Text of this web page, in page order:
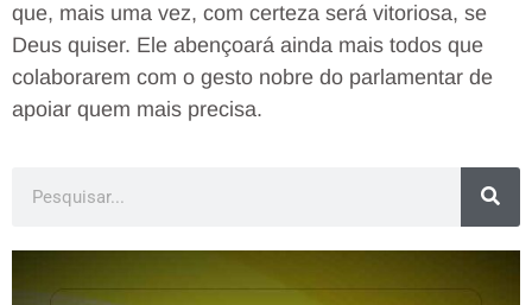
que, mais uma vez, com certeza será vitoriosa, se
Deus quiser. Ele abençoará ainda mais todos que
colaborarem com o gesto nobre do parlamentar de
apoiar quem mais precisa.